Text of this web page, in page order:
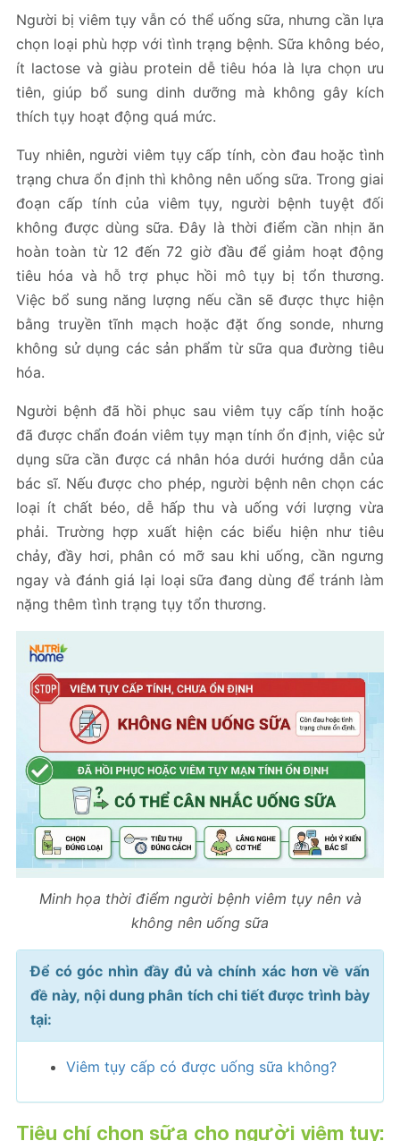
Người bị viêm tụy vẫn có thể uống sữa, nhưng cần lựa
chọn loại phù hợp với tình trạng bệnh. Sữa không béo,
ít lactose và giàu protein dễ tiêu hóa là lựa chọn ưu
tiên, giúp bổ sung dinh dưỡng mà không gây kích
thích tụy hoạt động quá mức.
Tuy nhiên, người viêm tụy cấp tính, còn đau hoặc tình
trạng chưa ổn định thì không nên uống sữa. Trong giai
đoạn cấp tính của viêm tụy, người bệnh tuyệt đối
không được dùng sữa. Đây là thời điểm cần nhịn ăn
hoàn toàn từ 12 đến 72 giờ đầu để giảm hoạt động
tiêu hóa và hỗ trợ phục hồi mô tụy bị tổn thương.
Việc bổ sung năng lượng nếu cần sẽ được thực hiện
bằng truyền tĩnh mạch hoặc đặt ống sonde, nhưng
không sử dụng các sản phẩm từ sữa qua đường tiêu
hóa.
Người bệnh đã hồi phục sau viêm tụy cấp tính hoặc
đã được chẩn đoán viêm tụy mạn tính ổn định, việc sử
dụng sữa cần được cá nhân hóa dưới hướng dẫn của
bác sĩ. Nếu được cho phép, người bệnh nên chọn các
loại ít chất béo, dễ hấp thu và uống với lượng vừa
phải. Trường hợp xuất hiện các biểu hiện như tiêu
chảy, đầy hơi, phân có mỡ sau khi uống, cần ngưng
ngay và đánh giá lại loại sữa đang dùng để tránh làm
nặng thêm tình trạng tụy tổn thương.
Minh họa thời điểm người bệnh viêm tụy nên và
không nên uống sữa
Để có góc nhìn đầy đủ và chính xác hơn về vấn
đề này, nội dung phân tích chi tiết được trình bày
tại:
Viêm tụy cấp có được uống sữa không?
Tiêu chí chọn sữa cho người viêm tụy: